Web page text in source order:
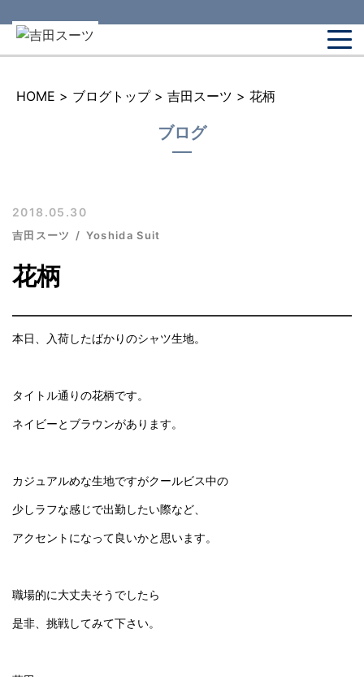
HOME > ブログトップ > 吉田スーツ > 花柄
ブログ
2018.05.30
吉田スーツ Yoshida Suit
花柄
本日、入荷したばかりのシャツ生地。
タイトル通りの花柄です。
ネイビーとブラウンがあります。
カジュアルめな生地ですがクールビス中の
少しラフな感じで出勤したい際など、
アクセントになって良いかと思います。
職場的に大丈夫そうでしたら
是非、挑戦してみて下さい。